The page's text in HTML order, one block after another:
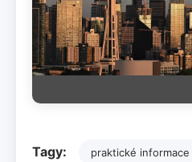
Tagy: praktické informace